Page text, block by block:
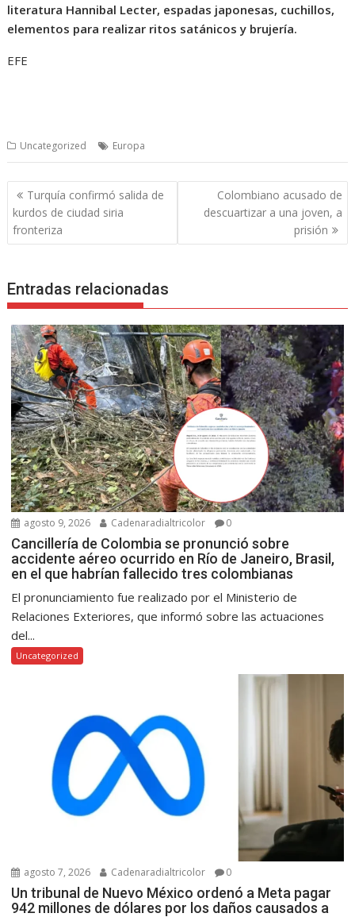
literatura Hannibal Lecter, espadas japonesas, cuchillos,
elementos para realizar ritos satánicos y brujería.
EFE
Uncategorized Europa
Navegación
de
entradas
Turquía confirmó salida de
kurdos de ciudad siria
fronteriza
Colombiano acusado de
descuartizar a una joven, a
prisión
Entradas relacionadas
agosto 9, 2026 Cadenaradialtricolor 0
Cancillería de Colombia se pronunció sobre
accidente aéreo ocurrido en Río de Janeiro, Brasil,
en el que habrían fallecido tres colombianas
El pronunciamiento fue realizado por el Ministerio de
Relaciones Exteriores, que informó sobre las actuaciones
del...
Uncategorized
agosto 7, 2026 Cadenaradialtricolor 0
Un tribunal de Nuevo México ordenó a Meta pagar
942 millones de dólares por los daños causados a